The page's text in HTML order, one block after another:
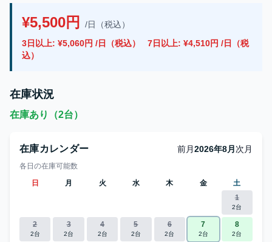
¥5,500円
/日（税込）
3日以上: ¥5,060円 /日（税込）
7日以上: ¥4,510円 /日（税
込）
在庫状況
在庫あり（2台）
在庫カレンダー 前月2026年8月 次月
各日の在庫可能数
日
月 火 水 木 金
土
1
2台
2
2台
3
2台
4
2台
5
2台
6
2台
7
2台
8
2台